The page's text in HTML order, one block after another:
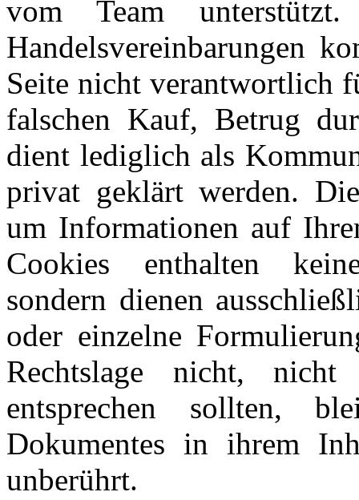
vom Team
Handelsvereinbarungen
Seite nicht verantwortlich
falschen Kauf, Betrug
dient lediglich als
privat geklärt werden.
um Informationen auf
Cookies enthalten
sondern dienen
oder einzelne
Rechtslage nicht,
entsprechen sollten,
Dokumentes in ihrem
unberührt.